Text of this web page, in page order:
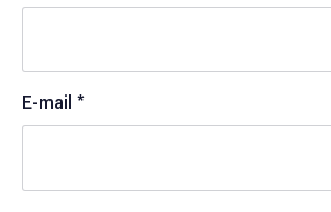
E-mail *